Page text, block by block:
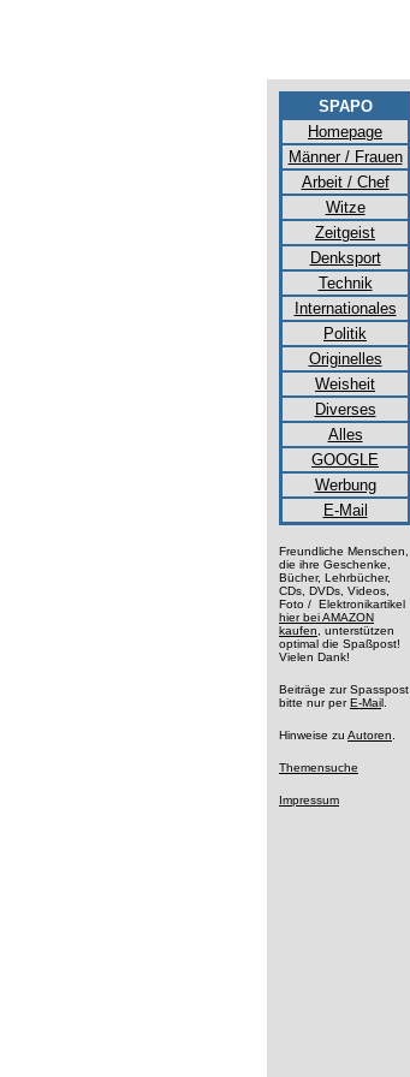
SPAPO
Homepage
Männer / Frauen
Arbeit / Chef
Witze
Zeitgeist
Denksport
Technik
Internationales
Politik
Originelles
Weisheit
Diverses
Alles
GOOGLE
Werbung
E-Mail
Freundliche Menschen,
die ihre Geschenke,
Bücher, Lehrbücher,
CDs, DVDs, Videos,
Foto / Elektronikartikel
hier bei AMAZON
kaufen, unterstützen
optimal die Spaßpost!
Vielen Dank!
Beiträge zur Spasspost
bitte nur per E-Mai l.
Hinweise zu Autoren.
Themensuche
Impressum